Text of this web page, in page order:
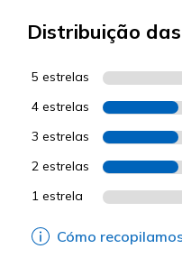
Distribuição
5 estrelas
4 estrelas
3 estrelas
2 estrelas
1 estrela
Cómo